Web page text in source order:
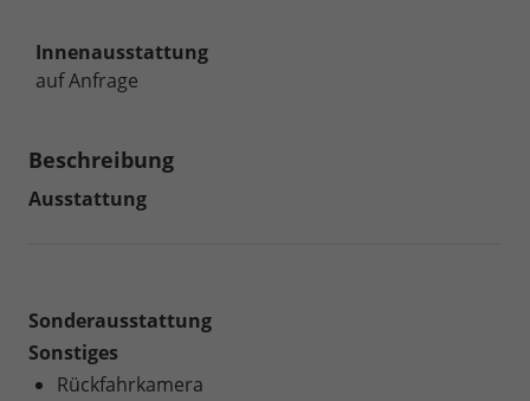
Innenausstattung
auf Anfrage
Beschreibung
Ausstattung
Sonderausstattung
Sonstiges
Rückfahrkamera